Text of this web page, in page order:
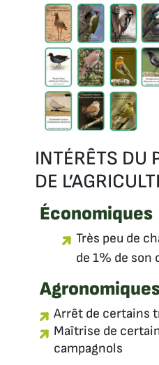
INTÉRÊTS DU
DE
Économiques
Très peu de
de 1% de son
Arrêt de certains
Maîtrise de
campagnols